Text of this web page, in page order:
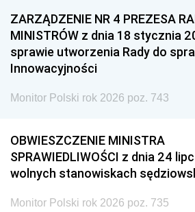
ZARZĄDZENIE NR 4 PREZESA
MINISTRÓW z dnia 18 stycznia
sprawie utworzenia Rady do
Innowacyjności
Monitor Polski rok 2026 poz. 743
OBWIESZCZENIE MINISTRA
SPRAWIEDLIWOŚCI z dnia 24
wolnych stanowiskach
Monitor Polski rok 2026 poz. 735